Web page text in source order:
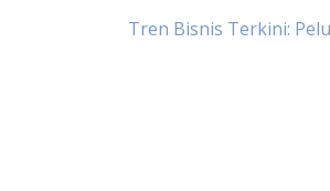
Tren Bisnis Terkini: